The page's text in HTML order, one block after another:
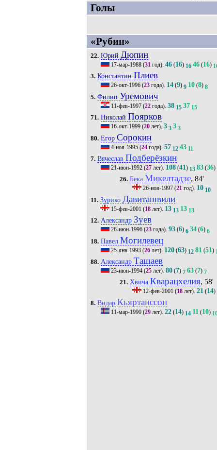
Голы
«Рубин»
22. Юрий Дюпин
17-мар-1988(31год). 46(16) 16 46(16)
3. Константин Плиев
26-окт-1996(23года). 14(9) 9 10(8) 8
5. Филип Уремович
11-фев-1997(22года). 38 15 37 15
71. Николай Поярков
16-окт-1999(20лет). 3 3 3 3
80. Егор Сорокин
4-ноя-1995(24года). 57 12 43 11
7. Вячеслав Подберёзкин
21-июн-1992(27лет). 108(41) 13 83(36)
26. Бека Микелтадзе, 84'
26-ноя-1997 (21 год). 10 10
11. Зурико Давиташвили
15-фев-2001 (18лет). 13 13 13 13
12. Александр Зуев
26-июн-1996(23года). 93(6) 6 34(6) 6
18. Павел Могилевец
25-янв-1993(26лет). 120(63) 12 81 (51)
88. Александр Ташаев
23-июн-1994(25лет). 80(7) 7 63(7) 7
21. Хвича Кварацхелия, 58'
12-фев-2001 (18 лет).21 (14)
8. Видар Кьяртанссон
11-мар-1990(29лет). 22(14) 14 11 (10)